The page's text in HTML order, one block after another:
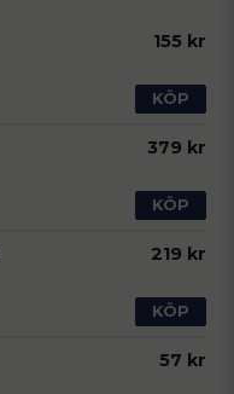
155 kr
KÖP
379 kr
KÖP
219 kr
KÖP
57 kr